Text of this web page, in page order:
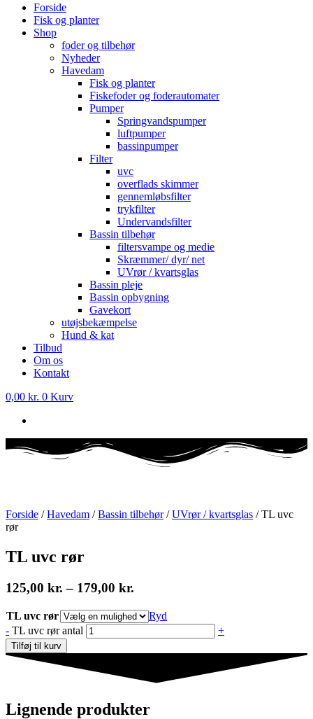
Forside
Fisk og planter
Shop
foder og tilbehør
Nyheder
Havedam
Fisk og planter
Fiskefoder og foderautomater
Pumper
Springvandspumper
luftpumper
bassinpumper
Filter
uvc
overflads skimmer
gennemløbsfilter
trykfilter
Undervandsfilter
Bassin tilbehør
filtersvampe og medie
Skræmmer/ dyr/ net
UVrør / kvartsglas
Bassin pleje
Bassin opbygning
Gavekort
utøjsbekæmpelse
Hund & kat
Tilbud
Om os
Kontakt
0,00 kr. 0 Kurv
Forside /Havedam /Bassin tilbehør/UVrør / kvartsglas / TL uvc
rør
TL uvc rør
125,00 kr. – 179,00 kr.
TL uvc rør
Ryd
- TL uvc rør antal +
Tilføj til kurv
Lignende produkter